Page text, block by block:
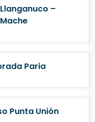
–
Paria
Punta Unión